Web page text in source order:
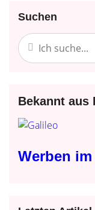
Suchen
Bekannt aus
Werben